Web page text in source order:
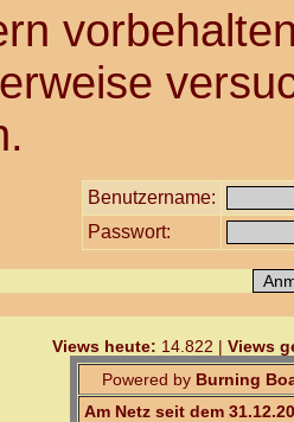
Benutzername:
Passwort:
Views heute: 14.822 | Views
Powered by Burning
Am Netz seit dem